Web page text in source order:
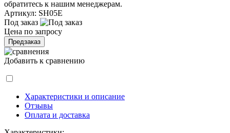
обратитесь к нашим менеджерам.
Артикул: SH05E
Под заказ
Цена по запросу
Предзаказ
Добавить к сравнению
Характеристики и описание
Отзывы
Оплата и доставка